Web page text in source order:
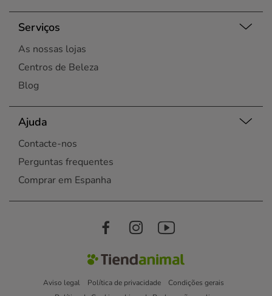
Serviços
As nossas lojas
Centros de Beleza
Blog
Ajuda
Contacte-nos
Perguntas frequentes
Comprar em Espanha
Aviso legal Política de privacidade
Condições gerais